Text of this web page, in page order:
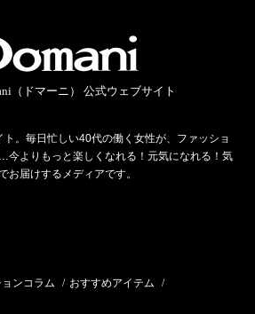
（ドマーニ） 公式ウェブサイト
。毎日忙しい40代の働く女性が、ファッショ
今よりもっと楽しくなれる！元気になれる！気
お届けするメディアです。
ンコラム / おすすめアイテム /